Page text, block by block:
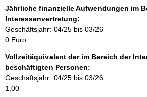
f
o
r
m
t
i
o
n
Jährliche finanzielle Aufwendungen im
Interessenvertretung:
Geschäftsjahr: 04/25 bis 03/26
0 Euro
Vollzeitäquivalent der im Bereich der
beschäftigten Personen:
Geschäftsjahr: 04/25 bis 03/26
1,00